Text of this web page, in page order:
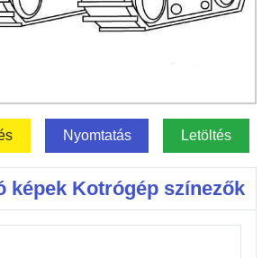
Nyomtatás Letöltés
képek Kotrógép színezők